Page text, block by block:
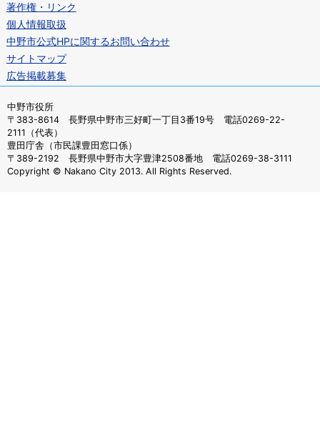
著作権・リンク
個人情報取扱
中野市公式HPに関するお問い合わせ
サイトマップ
広告掲載募集
中野市役所
〒383-8614 長野県中野市三好町一丁目3番19号 電話0269-22-
2111（代表）
豊田庁舎（市民課豊田窓口係）
〒389-2192 長野県中野市大字豊津2508番地 電話0269-38-3111
Copyright © Nakano City 2013. All Rights Reserved.